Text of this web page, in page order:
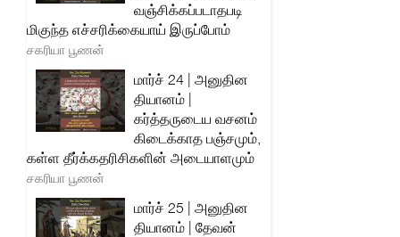
வஞ்சிக்கப்படாதபடி
மிகுந்த எச்சரிக்கையாய் இருப்போம்
சகரியா பூணன்
மார்ச் 24 | அனுதின
தியானம் |
கர்த்தருடைய வசனம்
கிடைக்காத பஞ்சமும்,
கள்ள தீர்க்கதரிசிகளின் அடையாளமும்
சகரியா பூணன்
மார்ச் 25 | அனுதின
தியானம் | தேவன்